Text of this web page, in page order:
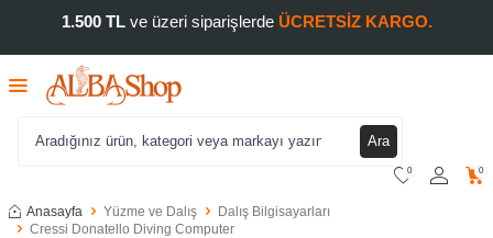
1.500 TLve üzeri siparişlerde ÜCRETSİZ KARGO.
Ara
0 0
Anasayfa Yüzme ve Dalış
Dalış Bilgisayarları
Cressi Donatello Diving Computer